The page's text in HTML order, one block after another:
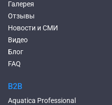
Галерея
Отзывы
Новости и СМИ
Видео
Блог
FAQ
B2B
Aquatica Professional